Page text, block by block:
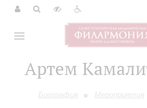
Артем
Биография Мероприятия